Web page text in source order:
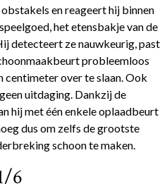
en reageert hij binnen
het etensbakje van de
detecteert ze nauwkeurig, past
probleemloos
centimeter over te slaan. Ook
uitdaging. Dankzij de
hij met één enkele oplaadbeurt
dus om zelfs de grootste
schoon te maken.
6